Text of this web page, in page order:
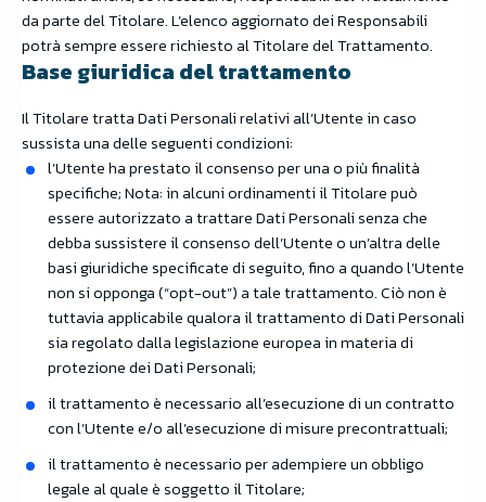
da parte del Titolare. L’elenco aggiornato dei Responsabili
potrà sempre essere richiesto al Titolare del Trattamento.
Base giuridica del trattamento
Il Titolare tratta Dati Personali relativi all’Utente in caso
sussista una delle seguenti condizioni:
l’Utente ha prestato il consenso per una o più finalità
specifiche; Nota: in alcuni ordinamenti il Titolare può
essere autorizzato a trattare Dati Personali senza che
debba sussistere il consenso dell’Utente o un’altra delle
basi giuridiche specificate di seguito, fino a quando l’Utente
non si opponga (“opt-out”) a tale trattamento. Ciò non è
tuttavia applicabile qualora il trattamento di Dati Personali
sia regolato dalla legislazione europea in materia di
protezione dei Dati Personali;
il trattamento è necessario all’esecuzione di un contratto
con l’Utente e/o all’esecuzione di misure precontrattuali;
il trattamento è necessario per adempiere un obbligo
legale al quale è soggetto il Titolare;